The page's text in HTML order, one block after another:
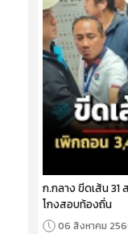
ก.กลาง ขีดเส้น 31
โกงสอบท้องถิ่น
06 สิงหาคม